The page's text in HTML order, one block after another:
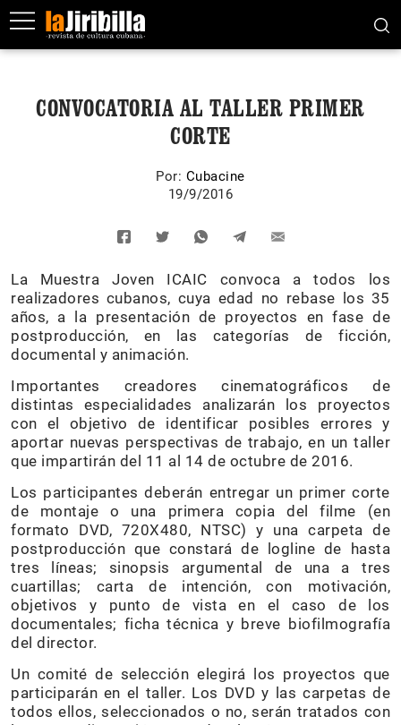
CONVOCATORIA AL TALLER PRIMER
CORTE
Por: Cubacine
19/9/2016
La Muestra Joven ICAIC convoca a todos los
realizadores cubanos, cuya edad no rebase los 35
años, a la presentación de proyectos en fase de
postproducción, en las categorías de ficción,
documental y animación.
Importantes creadores cinematográficos de
distintas especialidades analizarán los proyectos
con el objetivo de identificar posibles errores y
aportar nuevas perspectivas de trabajo, en un taller
que impartirán del 11 al 14 de octubre de 2016.
Los participantes deberán entregar un primer corte
de montaje o una primera copia del filme (en
formato DVD, 720X480, NTSC) y una carpeta de
postproducción que constará de logline de hasta
tres líneas; sinopsis argumental de una a tres
cuartillas; carta de intención, con motivación,
objetivos y punto de vista en el caso de los
documentales; ficha técnica y breve biofilmografía
del director.
Un comité de selección elegirá los proyectos que
participarán en el taller. Los DVD y las carpetas de
todos ellos, seleccionados o no, serán tratados con